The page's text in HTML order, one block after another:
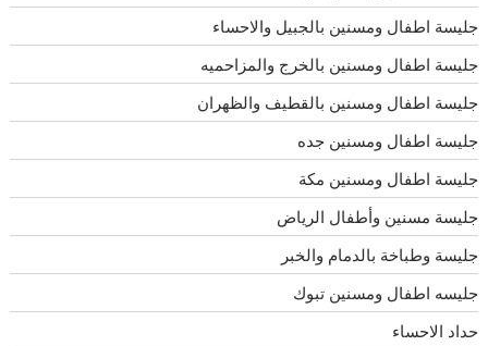
جليسة اطفال ومسنين بالجبيل والاحساء
جليسة اطفال ومسنين بالخرج والمزاحميه
جليسة اطفال ومسنين بالقطيف والظهران
جليسة اطفال ومسنين جده
جليسة اطفال ومسنين مكة
جليسة مسنين وأطفال الرياض
جليسة وطباخة بالدمام والخبر
جليسه اطفال ومسنين تبوك
حداد الاحساء